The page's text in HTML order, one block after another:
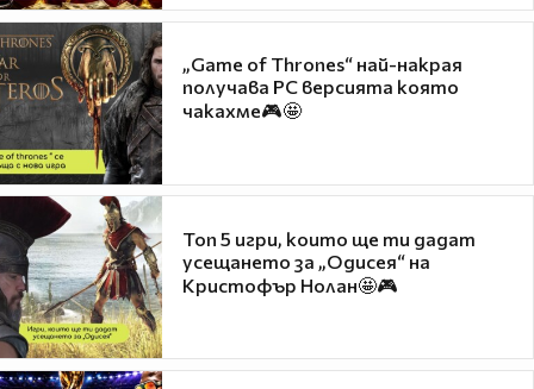
„Game of Thrones“ най-накрая
получава PC версията която
чакахме🎮🤩
Топ 5 игри, които ще ти дадат
усещането за „Одисея“ на
Кристофър Нолан🤩🎮